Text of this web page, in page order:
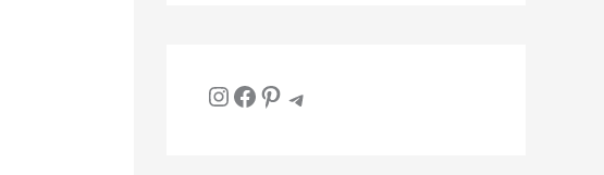
InstagramFacebook Pinterest Telegram